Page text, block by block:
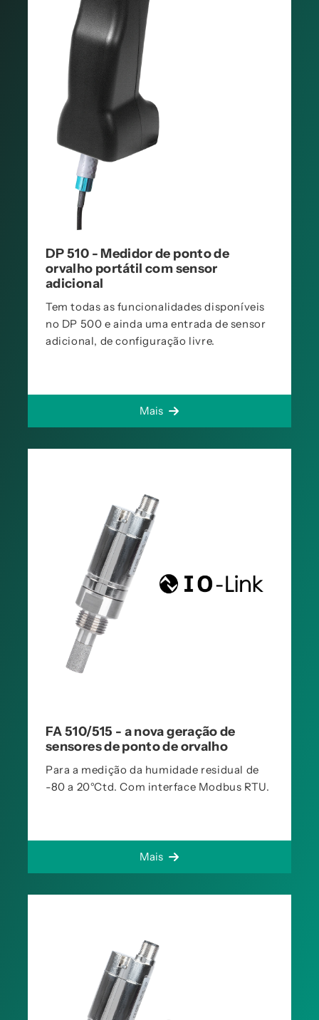
DP 510 - Medidor de ponto de
orvalho portátil com sensor
adicional
Tem todas as funcionalidades disponíveis
no DP 500 e ainda uma entrada de sensor
adicional, de configuração livre.
Mais
FA 510/515 - a nova geração de
sensores de ponto de orvalho
Para a medição da humidade residual de
-80 a 20°Ctd. Com interface Modbus RTU.
Mais